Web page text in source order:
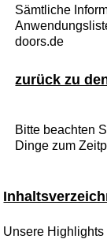
Sämtliche
doors.de
zurück zu
Bitte beachten
Dinge zum
Unsere Highlights